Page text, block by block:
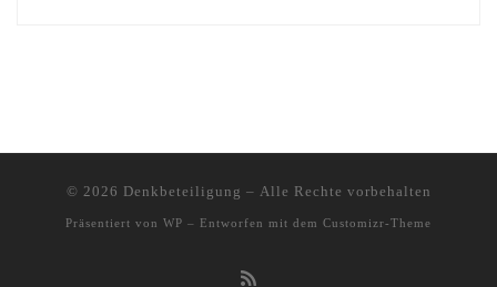
© 2026 Denkbeteiligung – Alle Rechte vorbehalten
Präsentiert von WP – Entworfen mit dem Customizr-Theme